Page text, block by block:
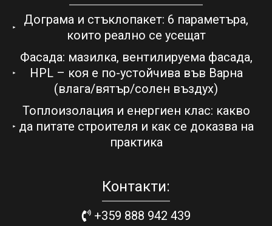
Дограма и стъклопакет: 6 параметъра,
които реално се усещат
Фасада: мазилка, вентилируема фасада,
HPL – коя е по-устойчива във Варна
(влага/вятър/солен въздух)
Топлоизолация и енергиен клас: какво
да питате строителя и как се доказва на
практика
Контакти:
+359 888 942 439